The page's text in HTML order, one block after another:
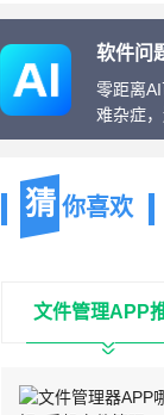
软件问
零距离
难杂症
猜 你喜欢
文件管理APP